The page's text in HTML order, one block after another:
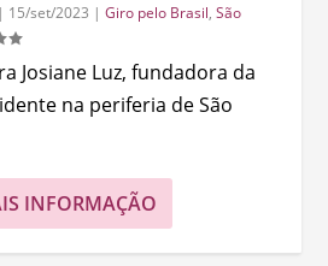
| 15/set/2023 |Giro pelo Brasil,São
Josiane Luz, fundadora da
na periferia de São
INFORMAÇÃO